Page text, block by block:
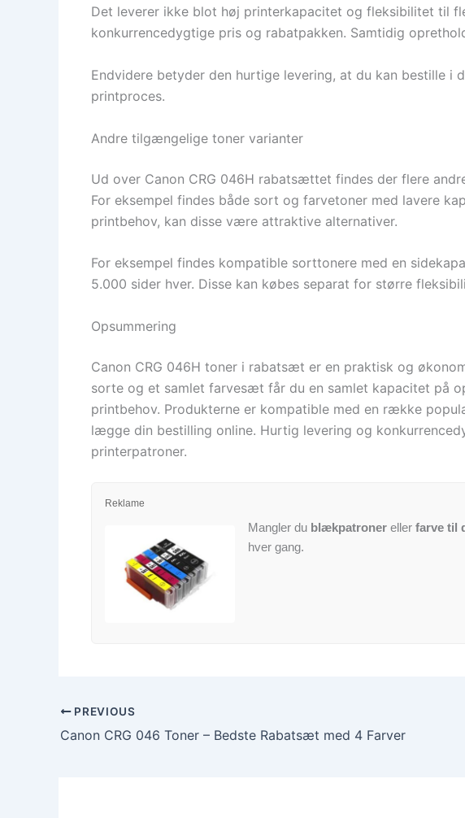
Det leverer ikke blot høj printerkapacitet og fleksibilitet til
konkurrencedygtige pris og rabatpakken. Samtidig
Endvidere betyder den hurtige levering, at du kan bestille
printproces.
Andre tilgængelige toner varianter
Ud over Canon CRG 046H rabatsættet findes der flere
For eksempel findes både sort og farvetoner med lavere
printbehov, kan disse være attraktive alternativer.
For eksempel findes kompatible sorttonere med en
5.000 sider hver. Disse kan købes separat for større
Opsummering
Canon CRG 046H toner i rabatsæt er en praktisk og
sorte og et samlet farvesæt får du en samlet kapacitet på
printbehov. Produkterne er kompatible med en række
lægge din bestilling online. Hurtig levering og
printerpatroner.
Reklame
Mangler du blækpatroner eller farve til
hver gang.
PREVIOUS
Canon CRG 046 Toner – Bedste Rabatsæt med 4 Farver